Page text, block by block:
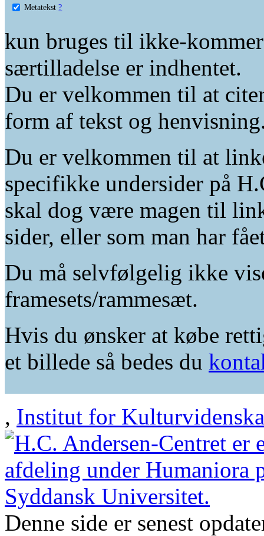
Metatekst ?
kun bruges til ikke-
særtilladelse er indhentet.
Du er velkommen til at
form af tekst og
Du er velkommen til at
specifikke undersider på
skal dog være magen til
sider, eller som man har
Du må selvfølgelig ikke
framesets/rammesæt.
Hvis du ønsker at købe
et billede så bedes du
, Institut for
Denne side er senest